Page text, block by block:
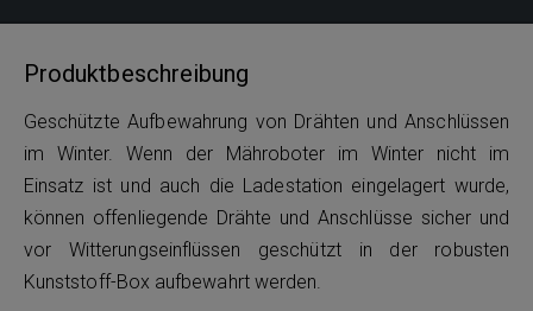
Produktbeschreibung
Geschützte Aufbewahrung von Drähten und Anschlüssen
im Winter. Wenn der Mähroboter im Winter nicht im
Einsatz ist und auch die Ladestation eingelagert wurde,
können offenliegende Drähte und Anschlüsse sicher und
vor Witterungseinflüssen geschützt in der robusten
Kunststoff-Box aufbewahrt werden.